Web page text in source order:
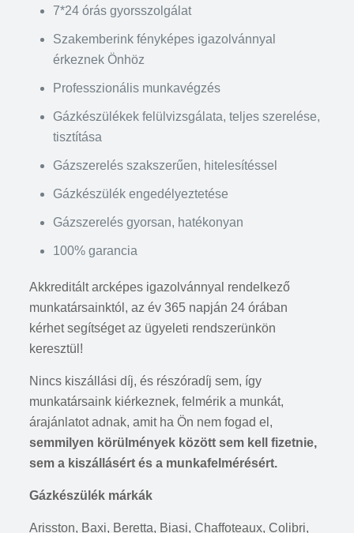
7*24 órás gyorsszolgálat
Szakemberink fényképes igazolvánnyal
érkeznek Önhöz
Professzionális munkavégzés
Gázkészülékek felülvizsgálata, teljes szerelése,
tisztítása
Gázszerelés szakszerűen, hitelesítéssel
Gázkészülék engedélyeztetése
Gázszerelés gyorsan, hatékonyan
100% garancia
Akkreditált arcképes igazolvánnyal rendelkező
munkatársainktól, az év 365 napján 24 órában
kérhet segítséget az ügyeleti rendszerünkön
keresztül!
Nincs kiszállási díj, és részóradíj sem, így
munkatársaink kiérkeznek, felmérik a munkát,
árajánlatot adnak, amit ha Ön nem fogad el,
semmilyen körülmények között sem kell fizetnie,
sem a kiszállásért és a munkafelmérésért.
Gázkészülék márkák
Arisston, Baxi, Beretta, Biasi, Chaffoteaux, Colibri,